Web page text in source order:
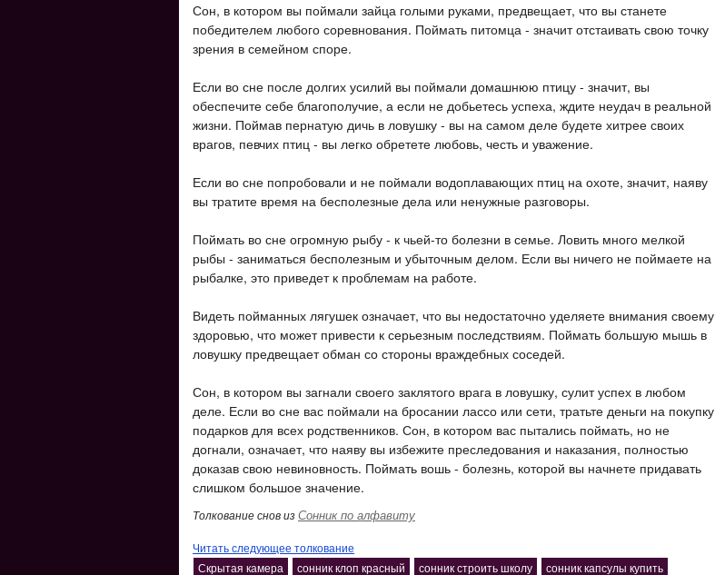
Сон, в котором вы поймали зайца голыми руками, предвещает, что вы станете
победителем любого соревнования. Поймать питомца - значит отстаивать свою точку
зрения в семейном споре.
Если во сне после долгих усилий вы поймали домашнюю птицу - значит, вы
обеспечите себе благополучие, а если не добьетесь успеха, ждите неудач в реальной
жизни. Поймав пернатую дичь в ловушку - вы на самом деле будете хитрее своих
врагов, певчих птиц - вы легко обретете любовь, честь и уважение.
Если во сне попробовали и не поймали водоплавающих птиц на охоте, значит, наяву
вы тратите время на бесполезные дела или ненужные разговоры.
Поймать во сне огромную рыбу - к чьей-то болезни в семье. Ловить много мелкой
рыбы - заниматься бесполезным и убыточным делом. Если вы ничего не поймаете на
рыбалке, это приведет к проблемам на работе.
Видеть пойманных лягушек означает, что вы недостаточно уделяете внимания своему
здоровью, что может привести к серьезным последствиям. Поймать большую мышь в
ловушку предвещает обман со стороны враждебных соседей.
Сон, в котором вы загнали своего заклятого врага в ловушку, сулит успех в любом
деле. Если во сне вас поймали на бросании лассо или сети, тратьте деньги на покупку
подарков для всех родственников. Сон, в котором вас пытались поймать, но не
догнали, означает, что наяву вы избежите преследования и наказания, полностью
доказав свою невиновность. Поймать вошь - болезнь, которой вы начнете придавать
слишком большое значение.
Толкование снов изСонник по алфавиту
Читать следующее толкование
Скрытая камера
сонник клоп красный сонник строить школу сонник капсулы купить